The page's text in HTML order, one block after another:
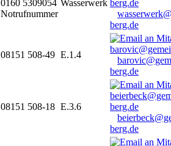
0160 5309054
Notrufnummer
Wasserwerk
berg.de
08151 508-49 E.1.4
berg.de
08151 508-18 E.3.6
berg.de